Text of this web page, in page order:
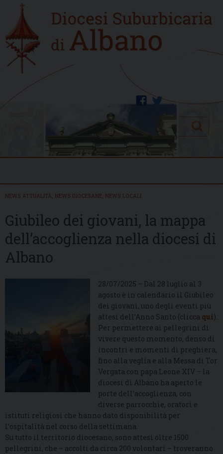
content
Home
new
twitter
facebook
Search
NEWS ATTUALITÀ NEWS DIOCESANE NEWS LOCALI
Giubileo dei giovani, la mappa
dell’accoglienza nella diocesi di
Albano
28/07/2025 – Dal 28 luglio al 3
agosto è in calendario il Giubileo
dei giovani, uno degli eventi più
attesi dell’Anno Santo (clicca qui).
Per permettere ai pellegrini di
vivere questo momento, denso di
incontri e momenti di preghiera,
fino alla veglia e alla Messa di Tor
Vergata con papa Leone XIV – la
diocesi di Albano ha aperto le
porte dell’accoglienza, con
diverse parrocchie, oratori e
istituti religiosi che hanno dato disponibilità per
l’ospitalità nel corso della settimana.
Su tutto il territorio diocesano, sono attesi oltre 1500
pellegrini, che – accolti da circa 200 volontari – troveranno